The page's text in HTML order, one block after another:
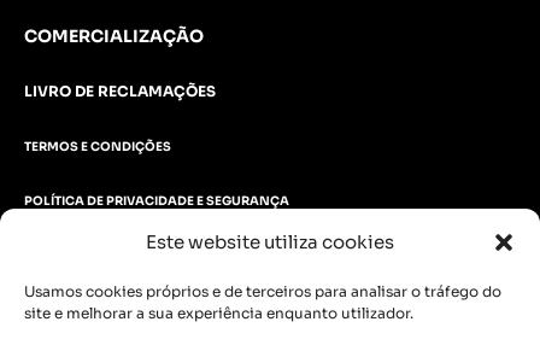
Este website utiliza cookies
Usamos cookies próprios e de terceiros para analisar o tráfego do
site e melhorar a sua experiência enquanto utilizador.
COMERCIALIZAÇÃO
LIVRO DE RECLAMAÇÕES
TERMOS E CONDIÇÕES
POLÍTICA DE PRIVACIDADE E SEGURANÇA
PORTAL DO OPERADOR